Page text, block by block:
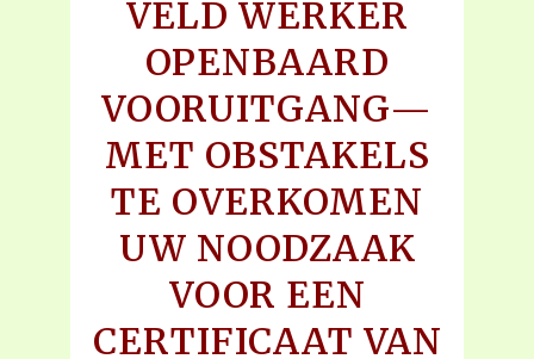
VELD WERKER
OPENBAARD
VOORUITGANG—
MET OBSTAKELS
TE OVERKOMEN
UW NOODZAAK
VOOR EEN
CERTIFICAAT VAN